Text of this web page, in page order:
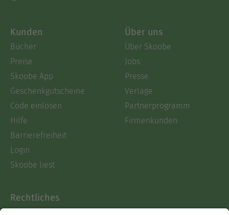
Kunden
Bücher
Preise
Skoobe App
Geschenkgutscheine
Code einlösen
Hilfe
Barrierefreiheit
Login
Skoobe liest
Über uns
Über Skoobe
Jobs
Presse
Verlage
Partnerprogramm
Firmenkunden
Rechtliches